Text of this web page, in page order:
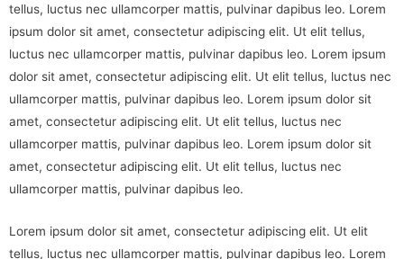
tellus, luctus nec ullamcorper mattis, pulvinar dapibus leo. Lorem
ipsum dolor sit amet, consectetur adipiscing elit. Ut elit tellus,
luctus nec ullamcorper mattis, pulvinar dapibus leo. Lorem ipsum
dolor sit amet, consectetur adipiscing elit. Ut elit tellus, luctus nec
ullamcorper mattis, pulvinar dapibus leo. Lorem ipsum dolor sit
amet, consectetur adipiscing elit. Ut elit tellus, luctus nec
ullamcorper mattis, pulvinar dapibus leo. Lorem ipsum dolor sit
amet, consectetur adipiscing elit. Ut elit tellus, luctus nec
ullamcorper mattis, pulvinar dapibus leo.
Lorem ipsum dolor sit amet, consectetur adipiscing elit. Ut elit
tellus, luctus nec ullamcorper mattis, pulvinar dapibus leo. Lorem